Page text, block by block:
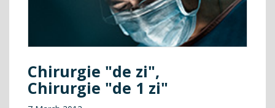
Chirurgie "de zi",
Chirurgie "de 1 zi"